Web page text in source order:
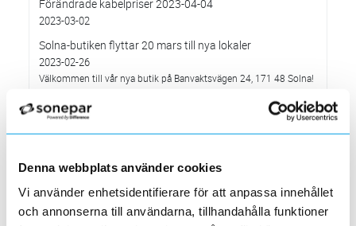
Denna webbplats använder cookies
Vi använder enhetsidentifierare för att anpassa innehållet
och annonserna till användarna, tillhandahålla funktioner
Förändrade kabelpriser 2023-04-04
2023-03-02
Solna-butiken flyttar 20 mars till nya lokaler
2023-02-26
Välkommen till vår nya butik på Banvaktsvägen 24, 171 48 Solna!
MP bolagen - vinnare av Elektroskandias utmärkelse
”Årets Leverantör” 2022
2023-02-10
2023-01-29
Söndagen den 29 januari mellan 16.00 och c:a 18.30
Elektroskandia – ny Officiell Partner i världens största